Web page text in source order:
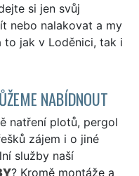
si jen svůj
nebo nalakovat a my
to jak v Loděnici, tak i
NABÍDNOUT
natření plotů, pergol
zájem i o jiné
služby naší
? Kromě montáže a